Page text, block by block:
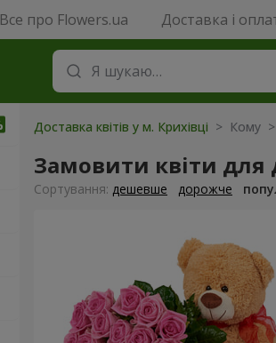
Все про Flowers.ua Доставка і
Доставка квітів у м. Крихівці > Кому >
Замовити квіти
Сортування: дешевше дорожче